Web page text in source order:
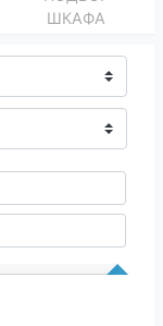
ШКАФА